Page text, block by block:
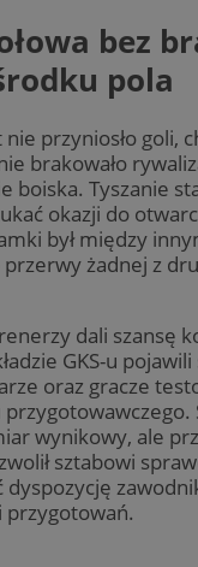
bez
pola
przyniosło goli,
brakowało
boiska. Tyszanie
okazji do
był między
żadnej z
dali szansę
GKS-u
oraz gracze
wynikowy, ale
sztabowi
dyspozycję